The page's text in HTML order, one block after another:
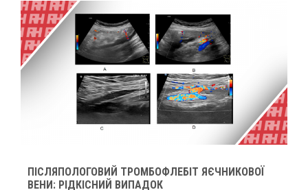
ПІСЛЯПОЛОГОВИЙ ТРОМБОФЛЕБІТ ЯЄЧНИКОВОЇ
ВЕНИ: РІДКІСНИЙ ВИПАДОК